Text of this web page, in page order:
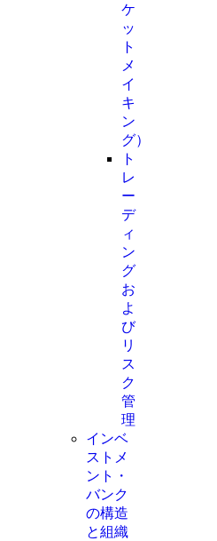
ケ
ッ
ト
メ
イ
キ
ン
グ）
ト
レ
ー
デ
ィ
ン
グ
お
よ
び
リ
ス
ク
管
理
インベ
ストメ
ント・
バンク
の構造
と組織